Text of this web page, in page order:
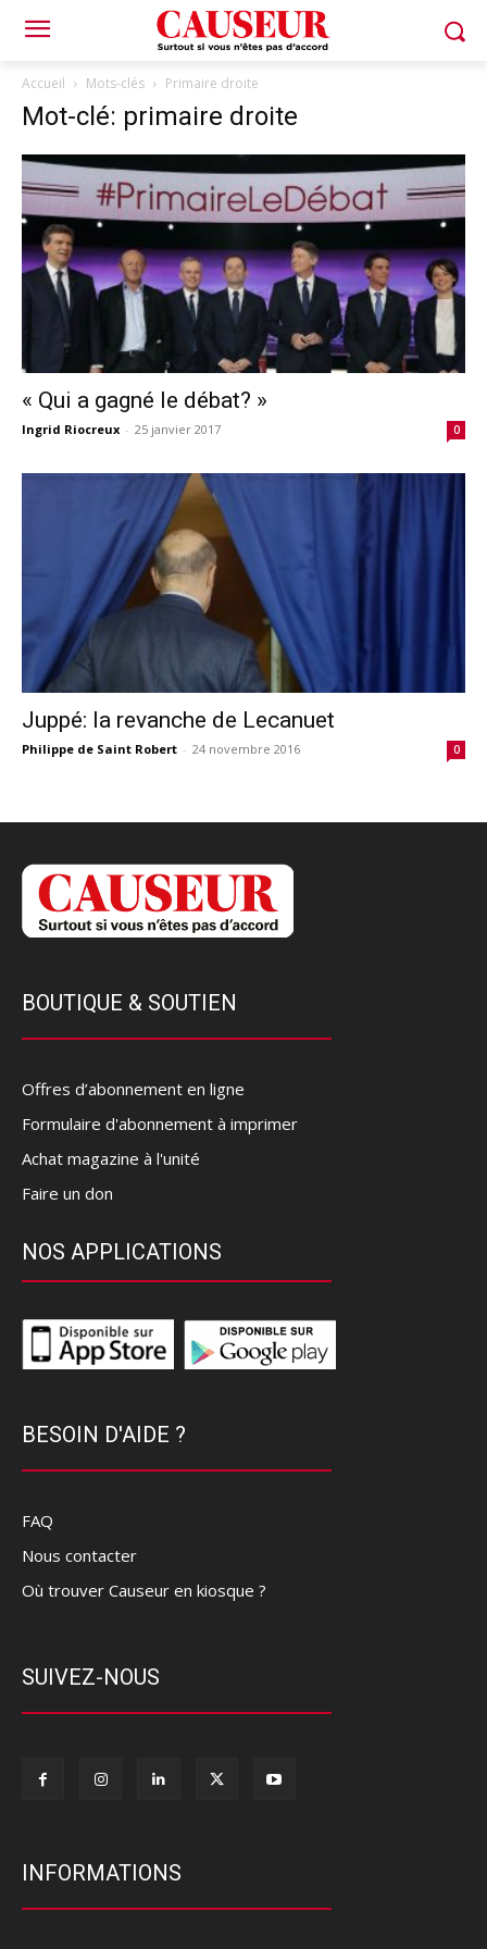
Accueil Mots-clés Primaire droite
Mot-clé: primaire droite
« Qui a gagné le débat? »
Ingrid Riocreux - 25 janvier 2017 0
Juppé: la revanche de Lecanuet
Philippe de Saint Robert - 24 novembre 2016 0
BOUTIQUE & SOUTIEN
Offres d’abonnement en ligne
Formulaire d'abonnement à imprimer
Achat magazine à l'unité
Faire un don
NOS APPLICATIONS
BESOIN D'AIDE ?
FAQ
Nous contacter
Où trouver Causeur en kiosque ?
SUIVEZ-NOUS
INFORMATIONS